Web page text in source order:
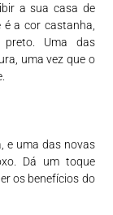
a sua casa de
a cor castanha,
preto. Uma das
uma vez que o
e uma das novas
Dá um toque
os benefícios do